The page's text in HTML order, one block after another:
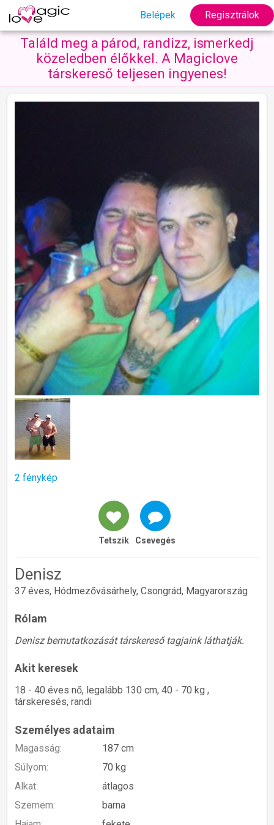
Belépek Regisztrálok
Találd meg a párod, randizz, ismerkedj
közeledben élőkkel. A Magiclove
társkereső teljesen ingyenes!
2 fénykép
Tetszik Csevegés
Denisz
37 éves, Hódmezővásárhely, Csongrád, Magyarország
Rólam
Denisz bemutatkozását társkereső tagjaink láthatják.
Akit keresek
18 - 40 éves nő, legalább 130 cm, 40 - 70 kg ,
társkeresés, randi
Személyes adataim
Magasság:
187 cm
Súlyom:
70 kg
Alkat:
átlagos
Szemem:
barna